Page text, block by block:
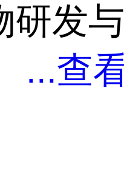
研发
...查